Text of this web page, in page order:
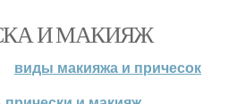
И МАКИЯЖ
виды макияжа и причесок